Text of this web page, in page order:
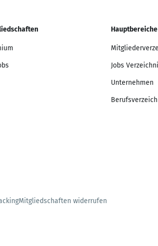
Hauptbereiche
Jobs
Unternehmen
Mitgliedschaften widerrufen